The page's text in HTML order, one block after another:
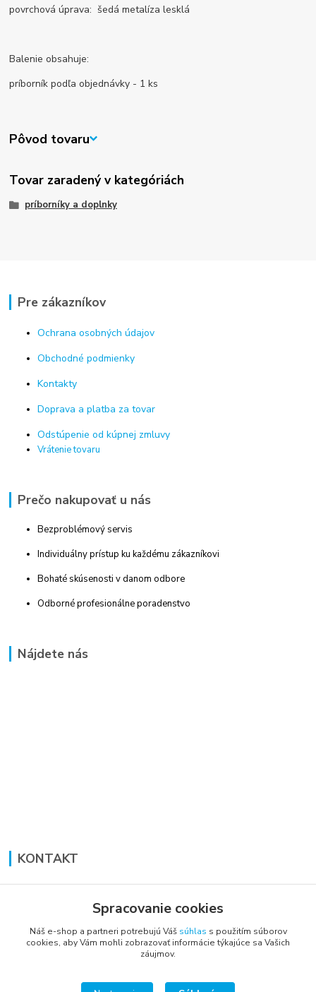
povrchová úprava: šedá metalíza lesklá
Balenie obsahuje:
príborník podľa objednávky - 1 ks
Pôvod tovaru
Tovar zaradený v kategóriách
príborníky a doplnky
Pre zákazníkov
Ochrana osobných údajov
Obchodné podmienky
Kontakty
Doprava a platba za tovar
Odstúpenie od kúpnej zmluvy
Vrátenie tovaru
Prečo nakupovať u nás
Bezproblémový servis
Individuálny prístup ku každému zákazníkovi
Bohaté skúsenosti v danom odbore
Odborné profesionálne poradenstvo
Nájdete nás
KONTAKT
+421 948 711 774
vsetkoprenabytok@gmail.com
Spracovanie cookies
Náš e-shop a partneri potrebujú Váš súhlas s použitím súborov
cookies, aby Vám mohli zobrazovať informácie týkajúce sa Vašich
záujmov.